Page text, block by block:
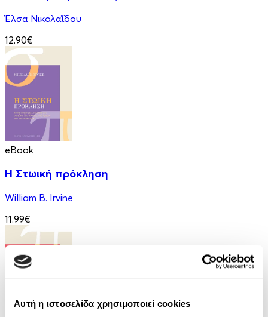
Αυτή η ιστοσελίδα χρησιμοποιεί cookies
Έλσα Νικολαΐδου
12.90€
eBook
Η Στωική πρόκληση
William B. Irvine
11.99€